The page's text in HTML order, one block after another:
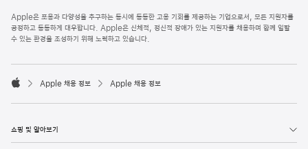
p
p
l
o
e
Apple은 포용과 다양성을 추구하는 동시에 동등한 고용 기회를 제공하는 기업으로서, 모든 지원자를
공정하고 동등하게 대우합니다. Apple은 신체적, 정신적 장애가 있는 지원자를 채용하며 함께 일할
수 있는 환경을 조성하기 위해 노력하고 있습니다.

p
l
Apple 채용 정보 Apple 채용 정보
쇼핑 및 알아보기